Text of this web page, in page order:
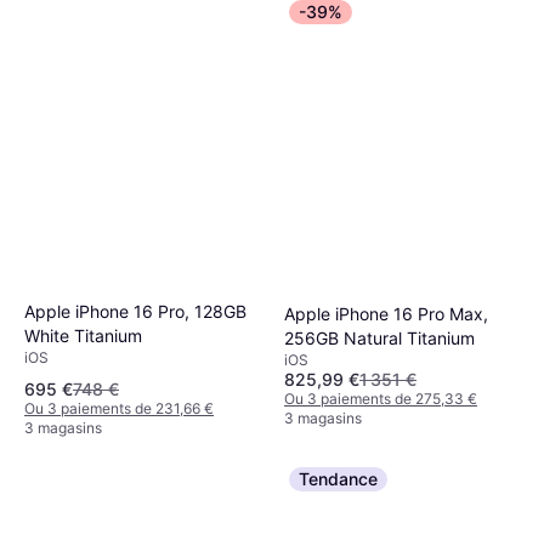
Apple iPhone 16 Pro, 128GB
White Titanium
iOS
695 €748 €
Ou 3 paiements de 231,66 €
3 magasins
-39%
Apple iPhone 16 Pro Max,
256GB Natural Titanium
iOS
825,99 €1 351 €
Ou 3 paiements de 275,33 €
3 magasins
Tendance